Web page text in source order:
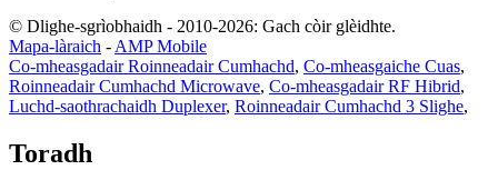
© Dlighe-sgrìobhaidh - 2010-2026: Gach còir glèidhte.
Mapa-làraich - AMP Mobile
Co-mheasgadair Roinneadair Cumhachd, Co-mheasgaiche Cuas,
Roinneadair Cumhachd Microwave, Co-mheasgadair RF Hibrid,
Luchd-saothrachaidh Duplexer, Roinneadair Cumhachd 3 Slighe,
Toradh